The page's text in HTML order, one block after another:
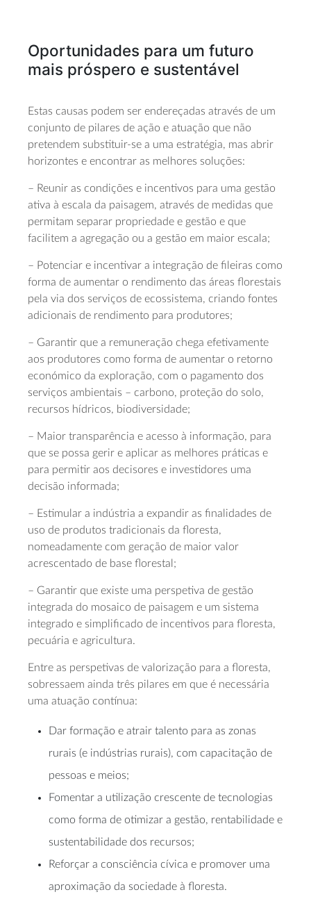
Oportunidades para um futuro
mais próspero e sustentável
Estas causas podem ser endereçadas através de um
conjunto de pilares de ação e atuação que não
pretendem substituir-se a uma estratégia, mas abrir
horizontes e encontrar as melhores soluções:
– Reunir as condições e incentivos para uma gestão
ativa à escala da paisagem, através de medidas que
permitam separar propriedade e gestão e que
facilitem a agregação ou a gestão em maior escala;
– Potenciar e incentivar a integração de fileiras como
forma de aumentar o rendimento das áreas florestais
pela via dos serviços de ecossistema, criando fontes
adicionais de rendimento para produtores;
– Garantir que a remuneração chega efetivamente
aos produtores como forma de aumentar o retorno
económico da exploração, com o pagamento dos
serviços ambientais – carbono, proteção do solo,
recursos hídricos, biodiversidade;
– Maior transparência e acesso à informação, para
que se possa gerir e aplicar as melhores práticas e
para permitir aos decisores e investidores uma
decisão informada;
– Estimular a indústria a expandir as finalidades de
uso de produtos tradicionais da floresta,
nomeadamente com geração de maior valor
acrescentado de base florestal;
– Garantir que existe uma perspetiva de gestão
integrada do mosaico de paisagem e um sistema
integrado e simplificado de incentivos para floresta,
pecuária e agricultura.
Entre as perspetivas de valorização para a floresta,
sobressaem ainda três pilares em que é necessária
uma atuação contínua:
Dar formação e atrair talento para as zonas
rurais (e indústrias rurais), com capacitação de
pessoas e meios;
Fomentar a utilização crescente de tecnologias
como forma de otimizar a gestão, rentabilidade e
sustentabilidade dos recursos;
Reforçar a consciência cívica e promover uma
aproximação da sociedade à floresta.